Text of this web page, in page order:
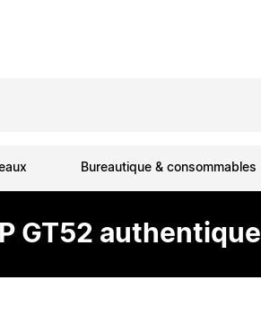
Bureautique & consommables
GT52 authentique